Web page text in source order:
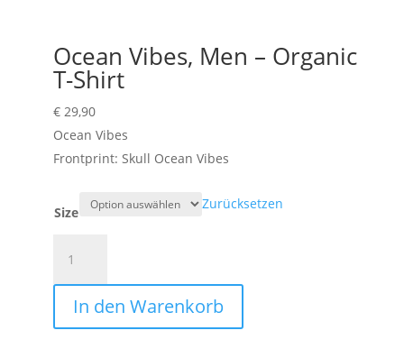
Ocean Vibes, Men – Organic
T-Shirt
€29,90
Ocean Vibes
Frontprint: Skull Ocean Vibes
Size
Zurücksetzen
Vibes,
Men
In den Warenkorb